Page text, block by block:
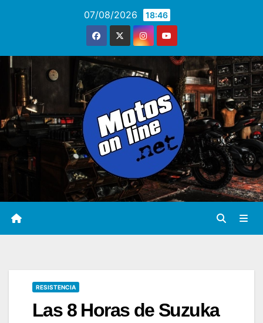
07/08/2026 18:46
RESISTENCIA
Las 8 Horas de Suzuka